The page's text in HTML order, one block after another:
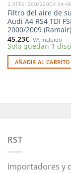
2.0TFSI 200/220CV 04-08
Filtro del aire de
Audi A4 RS4 TDI
2000/2009 (Ramair)
45,23€ IVA Incluido
Solo quedan 1
AÑADIR AL CARRITO
RST
Importadores y